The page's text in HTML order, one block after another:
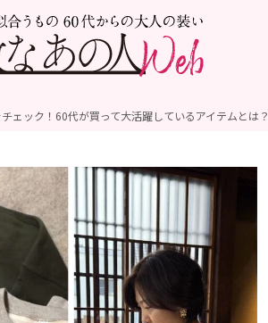
ェック！60代が買って大活躍しているアイテムとは？